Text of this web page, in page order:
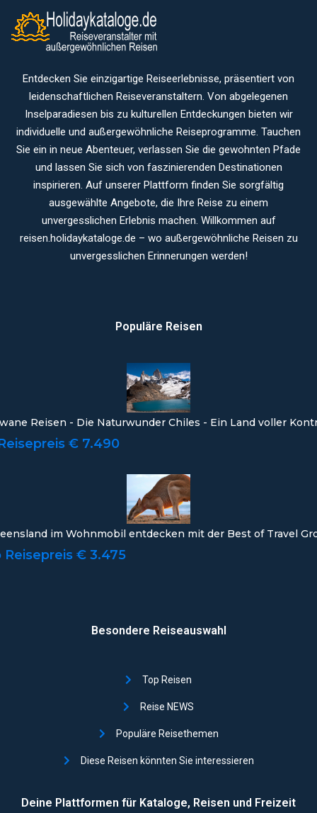
Entdecken Sie einzigartige Reiseerlebnisse, präsentiert von
leidenschaftlichen Reiseveranstaltern. Von abgelegenen
Inselparadiesen bis zu kulturellen Entdeckungen bieten wir
individuelle und außergewöhnliche Reiseprogramme. Tauchen
Sie ein in neue Abenteuer, verlassen Sie die gewohnten Pfade
und lassen Sie sich von faszinierenden Destinationen
inspirieren. Auf unserer Plattform finden Sie sorgfältig
ausgewählte Angebote, die Ihre Reise zu einem
unvergesslichen Erlebnis machen. Willkommen auf
reisen.holidaykataloge.de – wo außergewöhnliche Reisen zu
unvergesslichen Erinnerungen werden!
Populäre Reisen
Reisen - Die Naturwunder Chiles - Ein Land voller
€ 7.490
im Wohnmobil entdecken mit der Best of Travel
Reisepreis € 3.475
Besondere Reiseauswahl
Top Reisen
Reise NEWS
Populäre Reisethemen
Diese Reisen könnten Sie interessieren
Deine Plattformen für Kataloge, Reisen und Freizeit